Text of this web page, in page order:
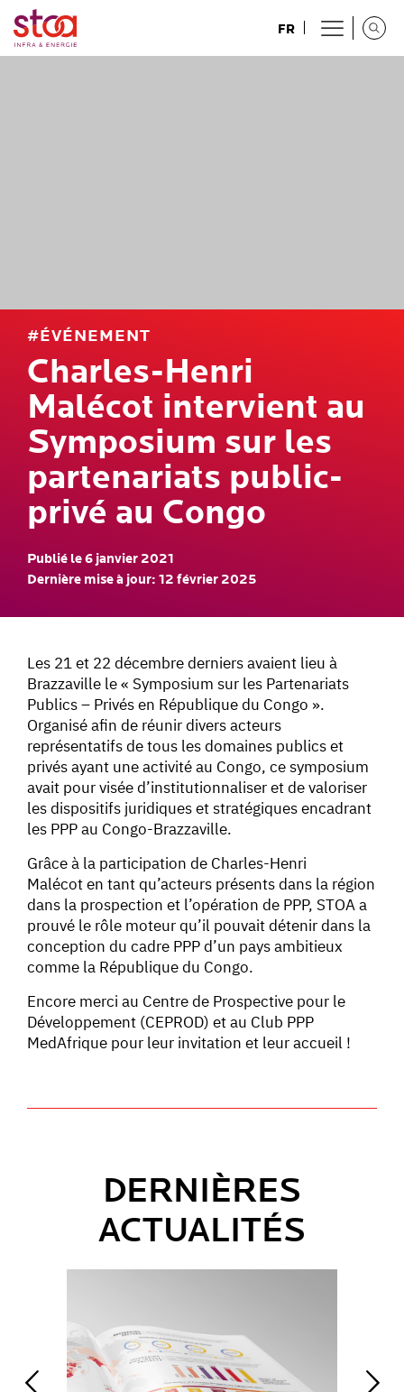
FR
#ÉVÉNEMENT
Charles-Henri
Malécot intervient au
Symposium sur les
partenariats public-
privé au Congo
Publié le 6 janvier 2021
Dernière mise à jour: 12 février 2025
Les 21 et 22 décembre derniers avaient lieu à
Brazzaville le « Symposium sur les Partenariats
Publics – Privés en République du Congo ».
Organisé afin de réunir divers acteurs
représentatifs de tous les domaines publics et
privés ayant une activité au Congo, ce symposium
avait pour visée d’institutionnaliser et de valoriser
les dispositifs juridiques et stratégiques encadrant
les PPP au Congo-Brazzaville.
Grâce à la participation de Charles-Henri
Malécot en tant qu’acteurs présents dans la région
dans la prospection et l’opération de PPP, STOA a
prouvé le rôle moteur qu’il pouvait détenir dans la
conception du cadre PPP d’un pays ambitieux
comme la République du Congo.
Encore merci au Centre de Prospective pour le
Développement (CEPROD) et au Club PPP
MedAfrique pour leur invitation et leur accueil !
DERNIÈRES
ACTUALITÉS